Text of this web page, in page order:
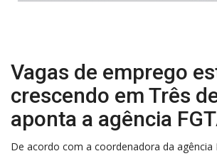
Vagas de emprego
crescendo em Três
aponta a agência
De acordo com a coordenadora da agência